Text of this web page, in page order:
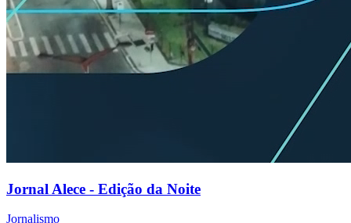
Jornal Alece - Edição da Noite
Jornalismo